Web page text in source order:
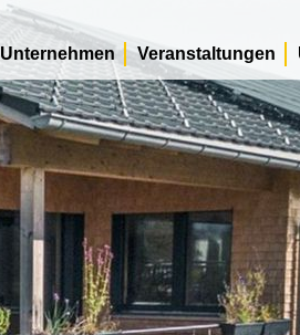
Unternehmen Veranstaltungen